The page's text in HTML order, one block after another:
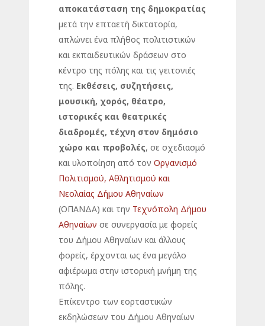
αποκατάσταση της δημοκρατίας
μετά την επταετή δικτατορία,
απλώνει ένα πλήθος πολιτιστικών
και εκπαιδευτικών δράσεων στο
κέντρο της πόλης και τις γειτονιές
της. Εκθέσεις, συζητήσεις,
μουσική, χορός, θέατρο,
ιστορικές και θεατρικές
διαδρομές, τέχνη στον δημόσιο
χώρο και προβολές, σε σχεδιασμό
και υλοποίηση από τον Οργανισμό
Πολιτισμού, Αθλητισμού και
Νεολαίας Δήμου Αθηναίων
(ΟΠΑΝΔΑ) και την Τεχνόπολη Δήμου
Αθηναίων σε συνεργασία με φορείς
του Δήμου Αθηναίων και άλλους
φορείς, έρχονται ως ένα μεγάλο
αφιέρωμα στην ιστορική μνήμη της
πόλης.
Επίκεντρο των εορταστικών
εκδηλώσεων του Δήμου Αθηναίων